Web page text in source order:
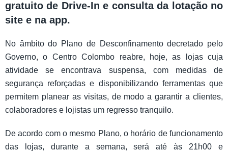
gratuito de Drive-In e consulta da lotação no
site e na app.
No âmbito do Plano de Desconfinamento decretado pelo
Governo, o Centro Colombo reabre, hoje, as lojas cuja
atividade se encontrava suspensa, com medidas de
segurança reforçadas e disponibilizando ferramentas que
permitem planear as visitas, de modo a garantir a clientes,
colaboradores e lojistas um regresso tranquilo.
De acordo com o mesmo Plano, o horário de funcionamento
das lojas, durante a semana, será até às 21h00 e